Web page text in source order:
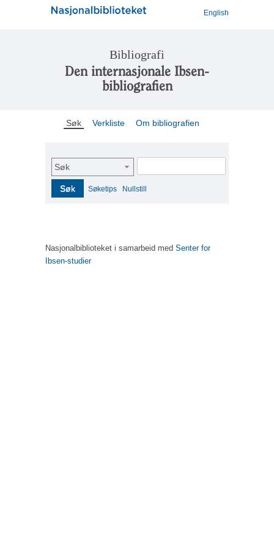
English
Bibliografi
Den internasjonale Ibsen-
bibliografien
Søk Verkliste Om bibliografien
Søk
Søk Søketips Nullstill
Nasjonalbiblioteket i samarbeid med Senter for
Ibsen-studier